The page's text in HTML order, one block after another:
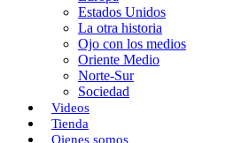
Estados Unidos
La otra historia
Ojo con los medios
Oriente Medio
Norte-Sur
Sociedad
Videos
Tienda
Qienes somos